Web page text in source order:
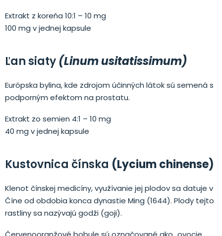
Extrakt z koreňa 10:1 – 10 mg
100 mg v jednej kapsule
Ľan siaty(Linum usitatissimum)
Európska bylina, kde zdrojom účinných látok sú semená s
podporným efektom na prostatu.
Extrakt zo semien 4:1 – 10 mg
40 mg v jednej kapsule
Kustovnica čínska (Lycium chinense)
Klenot čínskej medicíny, využívanie jej plodov sa datuje v
Číne od obdobia konca dynastie Ming (1644). Plody tejto
rastliny sa nazývajú godži (goji).